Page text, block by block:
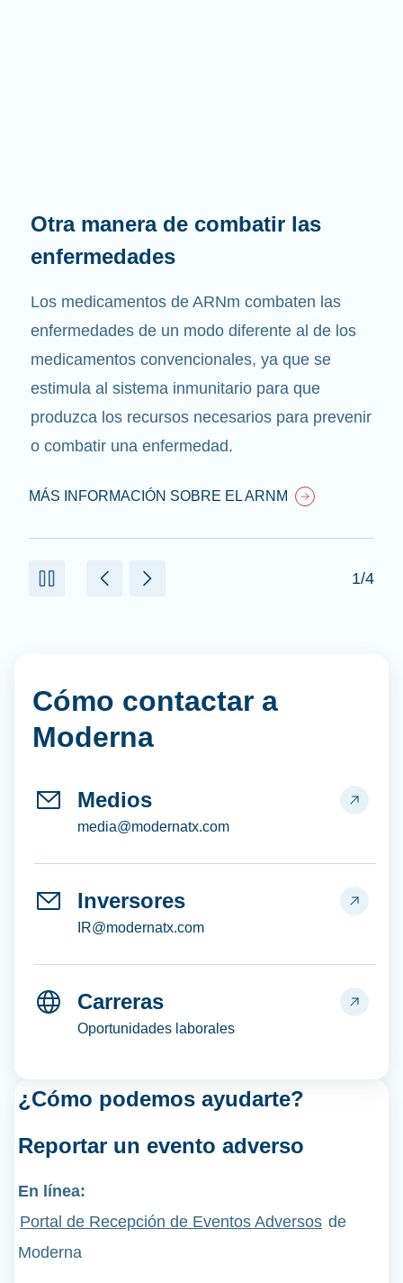
Otra manera de combatir las
enfermedades
Los medicamentos de ARNm combaten las
enfermedades de un modo diferente al de los
medicamentos convencionales, ya que se
estimula al sistema inmunitario para que
produzca los recursos necesarios para prevenir
o combatir una enfermedad.
MÁS INFORMACIÓN SOBRE EL ARNM
1/4
Cómo contactar a
Moderna
Medios
media@modernatx.com
Inversores
IR@modernatx.com
Carreras
Oportunidades laborales
¿Cómo podemos ayudarte?
Reportar un evento adverso
En línea:
Portal de Recepción de Eventos Adversos de
Moderna